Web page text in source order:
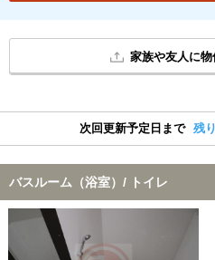
家族や友人に
次回更新予定日まで 残
バスルーム（浴室）/ トイレ